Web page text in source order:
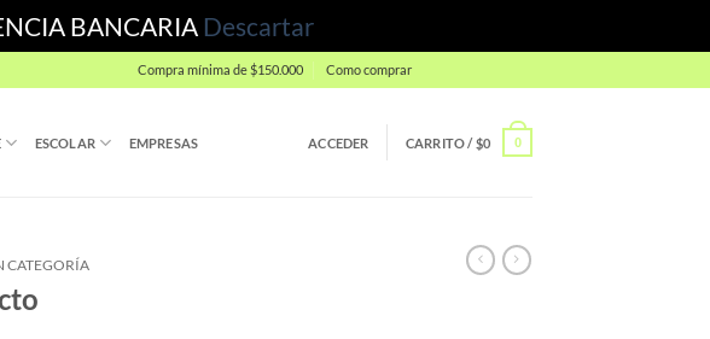
BANCARIA Descartar
Compra mínima de $150.000 Como comprar
ESCOLAR EMPRESAS ACCEDER CARRITO /$0 0
CATEGORÍA